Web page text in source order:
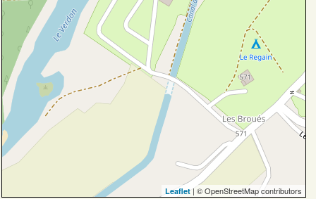
Leaflet | © OpenStreetMap contributors